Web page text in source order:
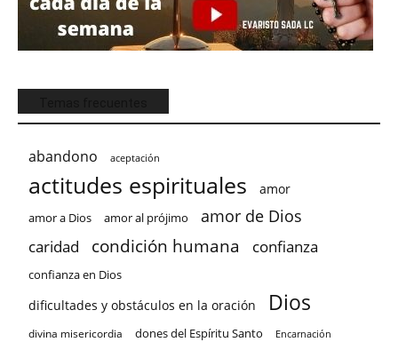
abandono aceptación
actitudes espirituales amor
amor a Dios amor al prójimo amor de Dios
caridad condición humana confianza
confianza en Dios
dificultades y obstáculos en la oración Dios
divina misericordia dones del Espíritu Santo Encarnación